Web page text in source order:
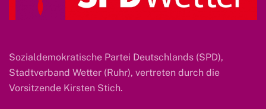
Sozialdemokratische Partei Deutschlands (SPD),
Stadtverband Wetter (Ruhr), vertreten durch die
Vorsitzende Kirsten Stich.